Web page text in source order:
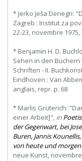
* Jerko Ješa Denegri:
Zagreb : Institut za
22-23, novembre 1975,
* Benjamin H. D.
Sehen in den
Schriften - II.
Eindhoven : Van
anglais, repr. p. 68
* Marlis Grüterich:
einer Arbeit]", in
derGegenwart, bei
Buren, JannisKounellis,
von heute und morgen
neue Kunst,